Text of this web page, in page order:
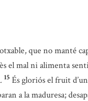
que no manté
el mal ni alimenta
15 És gloriós el fruit
a la maduresa;